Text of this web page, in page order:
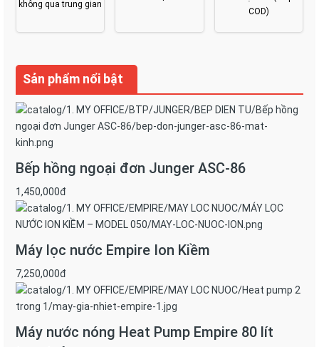
không qua trung gian
COD)
Sản phẩm nổi bật
Bếp hồng ngoại đơn Junger ASC-86
1,450,000đ
Máy lọc nước Empire Ion Kiềm
7,250,000đ
Máy nước nóng Heat Pump Empire 80 lít